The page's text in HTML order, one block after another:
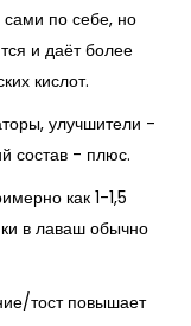
по себе, но
и даёт более
кислот.
улучшители -
состав - плюс.
как 1-1,5
в лаваш обычно
тост повышает